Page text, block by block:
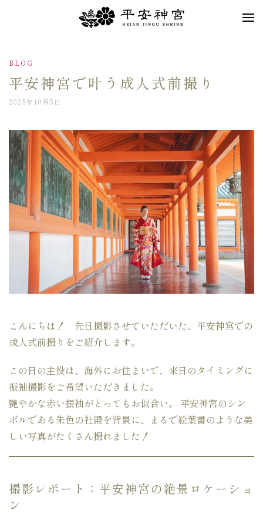
Skip to main content
BLOG
平安神宮で叶う成人式前撮り
2025年10月5日
こんにちは！ 先日撮影させていただいた、平安神宮での
成人式前撮りをご紹介します。
この日の主役は、海外にお住まいで、来日のタイミングに
振袖撮影をご希望いただきました。
艶やかな赤い振袖がとってもお似合い。 平安神宮のシン
ボルである朱色の社殿を背景に、まるで絵葉書のような美
しい写真がたくさん撮れました！
撮影レポート：平安神宮の絶景ロケーショ
ン